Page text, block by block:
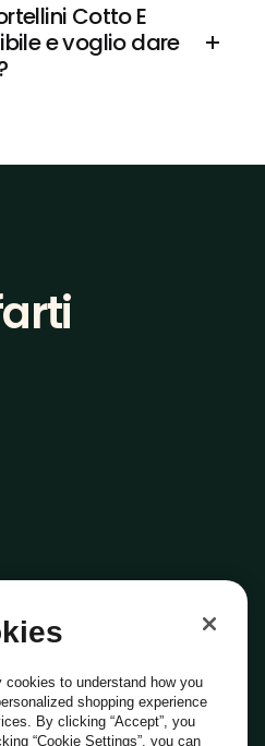
Cotto E
e voglio dare
to understand how you
shopping experience
By clicking “Accept”, you
“Cookie Settings”, you can